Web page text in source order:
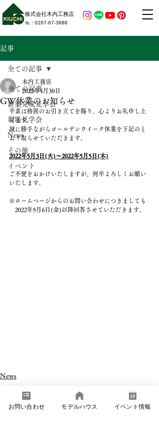
株式会社木内工務店
​℡：​0267-67-3888
記事
全ての記事
新築完成見学会
現場見学会
News
その他
イベント
全ての記事
GW休業のお知らせ
木内工務店
2022年4月30日
平素は格別のお引き立てを賜り、心よりお礼申し上
げます。
誠に勝手ながらゴールデンウイーク休業を下記のと
おり取らせていただきます。
2022年5月3日(火)〜2022年5月5日(木)
ご不便をおかけいたしますが、何卒よろしくお願い
いたします。
※ホームページからのお問い合わせにつきましても
2022年5月6日(金)以降回答させていただきます。
News
コメント
お問い合わせ モデルハウス イベント情報